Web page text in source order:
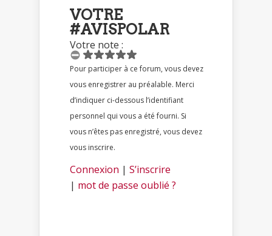
VOTRE
#AVISPOLAR
Votre note :
Pour participer à ce forum, vous devez
vous enregistrer au préalable. Merci
d’indiquer ci-dessous l’identifiant
personnel qui vous a été fourni. Si
vous n’êtes pas enregistré, vous devez
vous inscrire.
Connexion | S’inscrire
| mot de passe oublié ?